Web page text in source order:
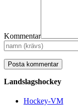
Kommentar
Landslagshockey
Hockey-VM